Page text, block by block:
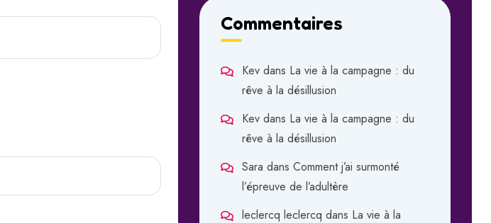
Commentaires
Kev dans La vie à la campagne : du
rêve à la désillusion
Kev dans La vie à la campagne : du
rêve à la désillusion
Sara dans Comment j’ai surmonté
l’épreuve de l’adultère
leclercq leclercq dans La vie à la